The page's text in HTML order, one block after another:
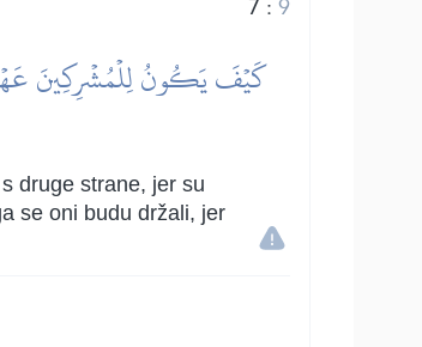
كَيۡفَ يَكُونُ لِلۡمُشۡرِكِينَ عَهۡدٌ
druge strane, jer su
se oni budu držali, jer